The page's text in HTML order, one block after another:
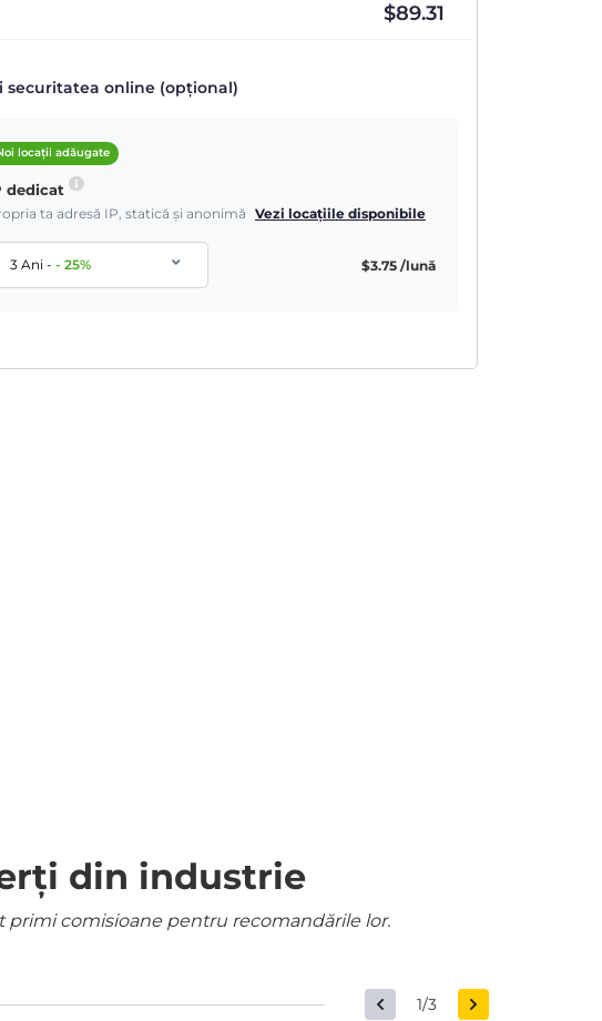
$89.31
securitatea online (opțional)
locații adăugate
dedicat
ta adresă IP, statică și anonimă Vezi locațiile disponibile
3 Ani--25% $3.75 /lună
din industrie
comisioane pentru recomandările lor.
1/3